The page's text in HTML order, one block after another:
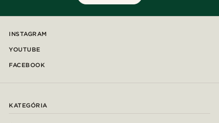
INSTAGRAM
YOUTUBE
FACEBOOK
KATEGÓRIA